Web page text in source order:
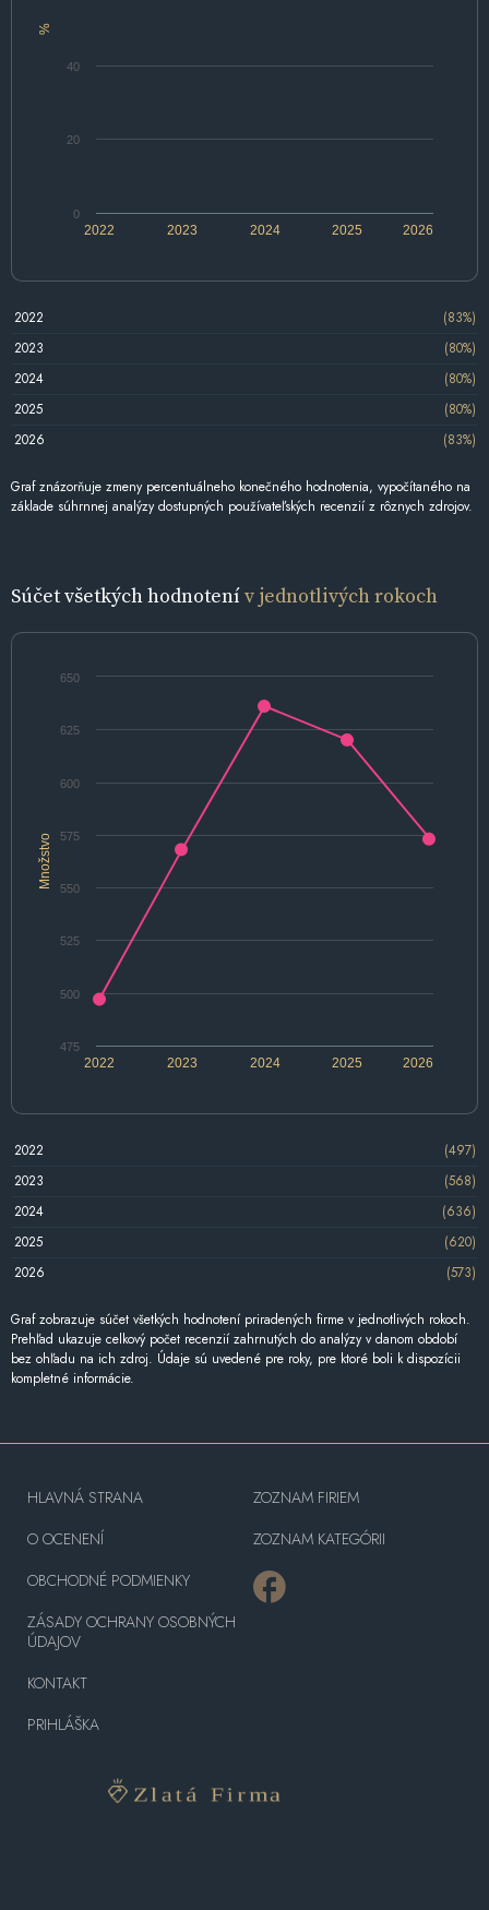
%
2022 2024 2026
2023 2025
0
20
40
2022
(83%)
2023
(80%)
2024
(80%)
2025
(80%)
2026
(83%)
Graf znázorňuje zmeny percentuálneho konečného hodnotenia, vypočítaného na
základe súhrnnej analýzy dostupných používateľských recenzií z rôznych zdrojov.
Súčet všetkých hodnotenív jednotlivých rokoch
Množstvo
2022 2024 2026
2023 2025
475
500
525
550
575
600
625
650
2022
(497)
2023
(568)
2024
(636)
2025
(620)
2026
(573)
Graf zobrazuje súčet všetkých hodnotení priradených firme v jednotlivých rokoch.
Prehľad ukazuje celkový počet recenzií zahrnutých do analýzy v danom období
bez ohľadu na ich zdroj. Údaje sú uvedené pre roky, pre ktoré boli k dispozícii
kompletné informácie.
HLAVNÁ STRANA
O OCENENÍ
OBCHODNÉ PODMIENKY
ZÁSADY OCHRANY OSOBNÝCH
ÚDAJOV
KONTAKT
PRIHLÁŠKA
ZOZNAM FIRIEM
ZOZNAM KATEGÓRII